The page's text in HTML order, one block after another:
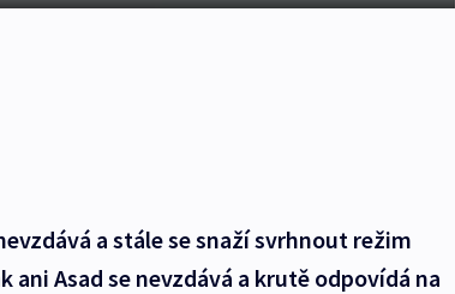
a stále se snaží svrhnout režim
ani Asad se nevzdává a krutě odpovídá na